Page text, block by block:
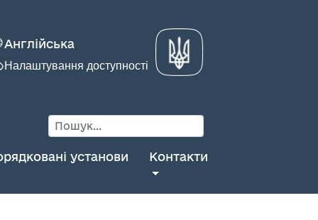
Англійська
Налаштування доступності
установи Контакти